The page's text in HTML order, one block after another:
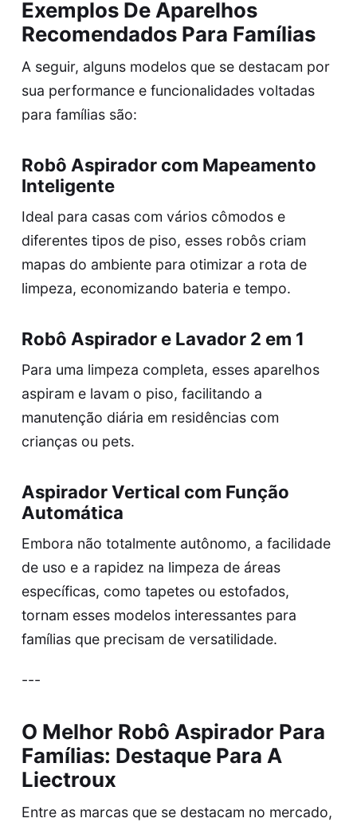
Exemplos De Aparelhos
Recomendados Para Famílias
A seguir, alguns modelos que se destacam por
sua performance e funcionalidades voltadas
para famílias são:
Robô Aspirador com Mapeamento
Inteligente
Ideal para casas com vários cômodos e
diferentes tipos de piso, esses robôs criam
mapas do ambiente para otimizar a rota de
limpeza, economizando bateria e tempo.
Robô Aspirador e Lavador 2 em 1
Para uma limpeza completa, esses aparelhos
aspiram e lavam o piso, facilitando a
manutenção diária em residências com
crianças ou pets.
Aspirador Vertical com Função
Automática
Embora não totalmente autônomo, a facilidade
de uso e a rapidez na limpeza de áreas
específicas, como tapetes ou estofados,
tornam esses modelos interessantes para
famílias que precisam de versatilidade.
---
O Melhor Robô Aspirador Para
Famílias: Destaque Para A
Liectroux
Entre as marcas que se destacam no mercado,